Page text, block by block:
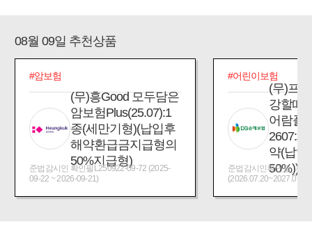
08월 09일 추천상품
#암보험
(무)흥Good 모두담은
암보험Plus(25.07):1
종(세만기형)(납입후
해약환급금지급형의
50%지급형)
준법감시인 확인필L250922-09-72 (2025-
09-22 ~ 2026-09-21)
#어린이보험
(무)프
강할때
어람플
2607:
약(납입
50%))
준법감시인확인필_제